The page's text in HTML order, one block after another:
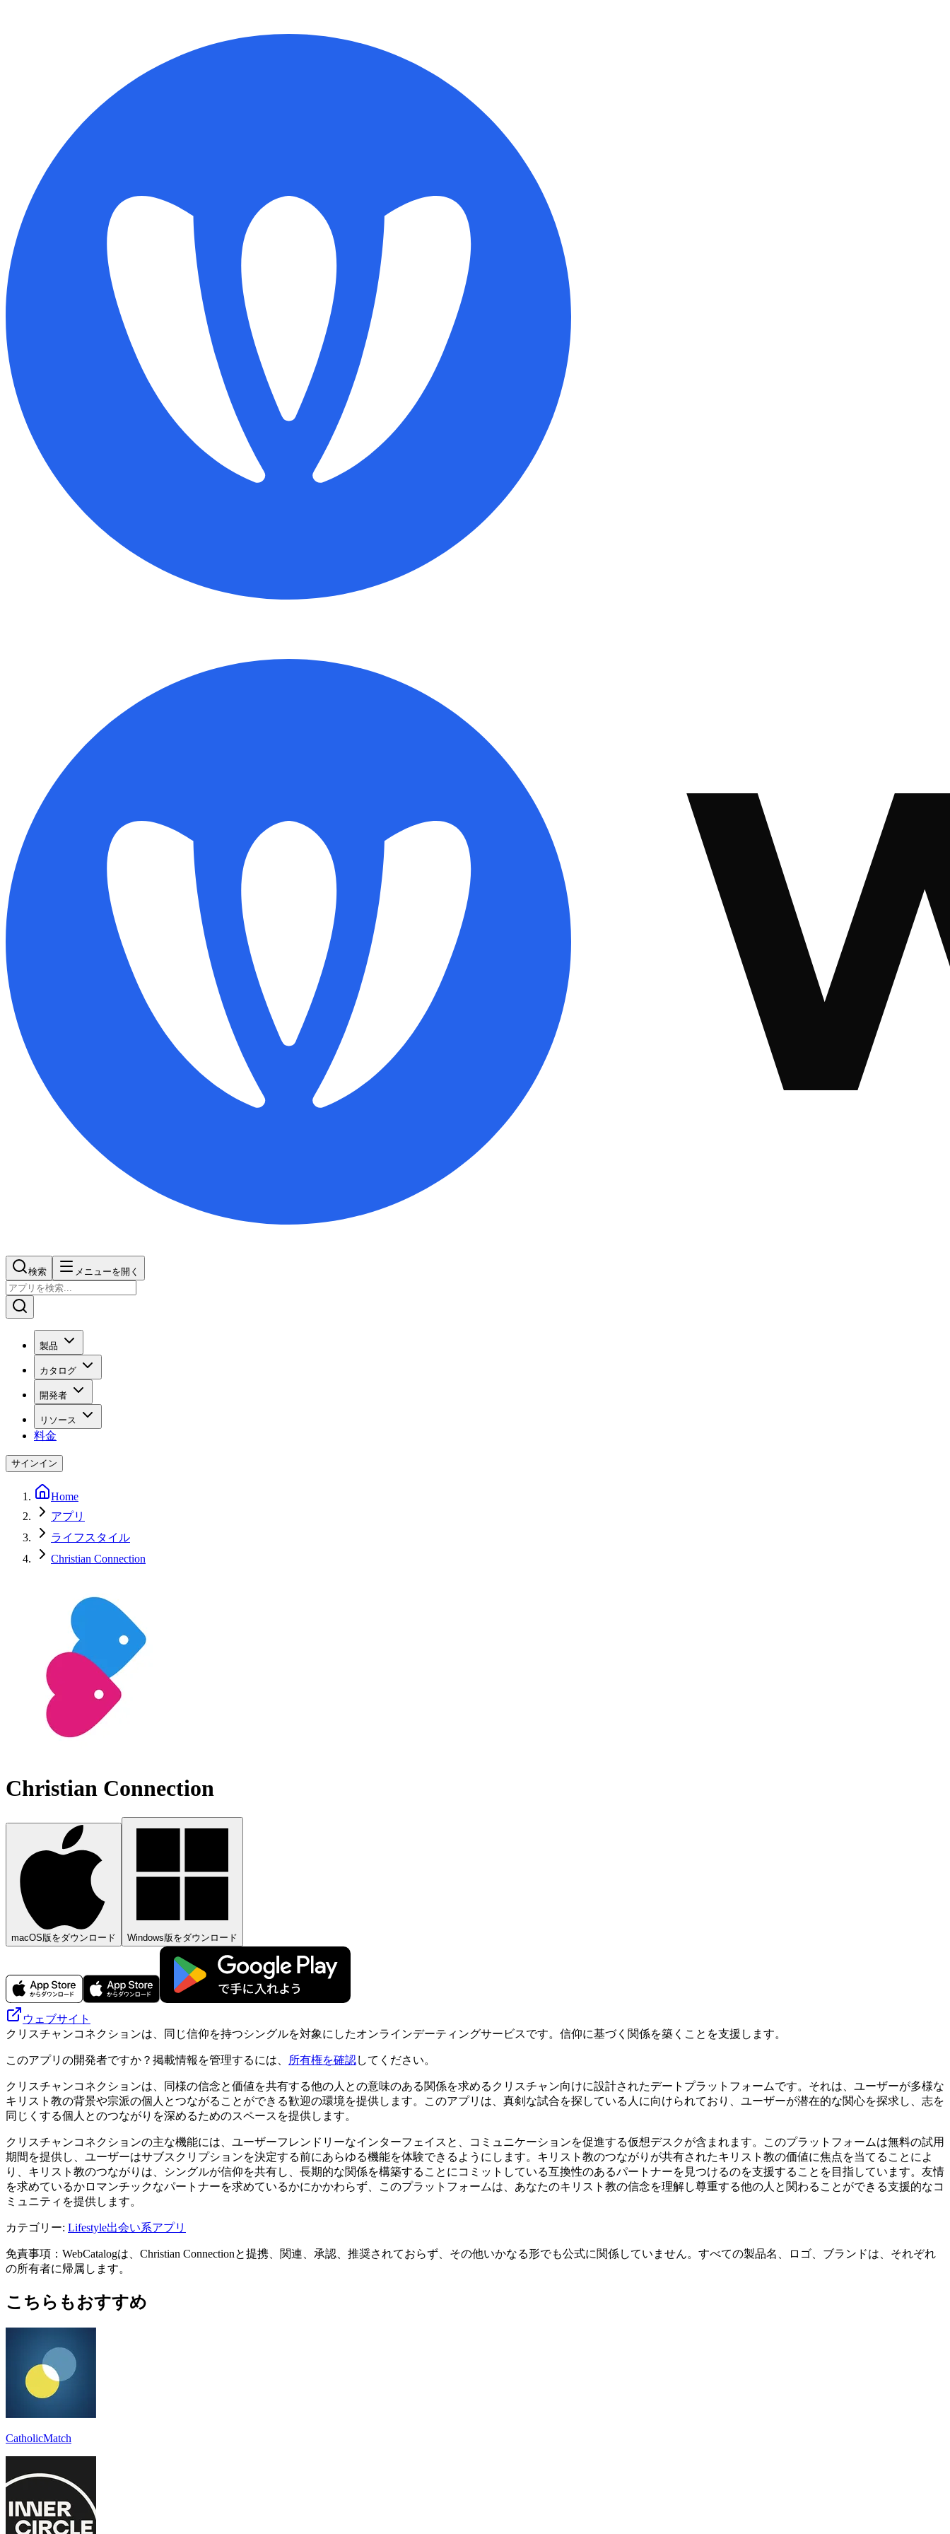
検索 メニューを開く
製品
カタログ
開発者
リソース
料金
サインイン
Home
アプリ
ライフスタイル
Christian Connection
Christian Connection
macOS版をダウンロード Windows版をダウンロード
ウェブサイト
クリスチャンコネクションは、同じ信仰を持つシングルを対象にしたオンラインデーティングサービスです。信仰に基づく関係を築くことを支援します。
このアプリの開発者ですか？掲載情報を管理するには、 所有権を確認してください。
クリスチャンコネクションは、同様の信念と価値を共有する他の人との意味のある関係を求めるクリスチャン向けに設計されたデートプラットフォームです。それは、ユーザーが多様な
キリスト教の背景や宗派の個人とつながることができる歓迎の環境を提供します。このアプリは、真剣な試合を探している人に向けられており、ユーザーが潜在的な関心を探求し、志を
同じくする個人とのつながりを深めるためのスペースを提供します。
クリスチャンコネクションの主な機能には、ユーザーフレンドリーなインターフェイスと、コミュニケーションを促進する仮想デスクが含まれます。このプラットフォームは無料の試用
期間を提供し、ユーザーはサブスクリプションを決定する前にあらゆる機能を体験できるようにします。キリスト教のつながりが共有されたキリスト教の価値に焦点を当てることによ
り、キリスト教のつながりは、シングルが信仰を共有し、長期的な関係を構築することにコミットしている互換性のあるパートナーを見つけるのを支援することを目指しています。友情
を求めているかロマンチックなパートナーを求めているかにかかわらず、このプラットフォームは、あなたのキリスト教の信念を理解し尊重する他の人と関わることができる支援的なコ
ミュニティを提供します。
カテゴリー: Lifestyle出会い系アプリ
免責事項：WebCatalogは、Christian Connectionと提携、関連、承認、推奨されておらず、その他いかなる形でも公式に関係していません。すべての製品名、ロゴ、ブランドは、それぞれ
の所有者に帰属します。
こちらもおすすめ
CatholicMatch